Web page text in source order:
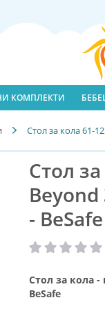
КОМПЛЕКТИ
Стол за кола 61-
Стол
- BeSafe
рейтинг:
Стол за кола
BeSafe